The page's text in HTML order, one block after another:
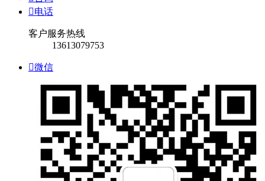
电话
客户服务热线
13613079753
微信